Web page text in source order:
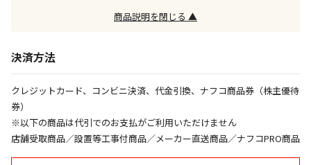
商品説明を閉じる ▲
決済方法
クレジットカード、コンビニ決済、代金引換、ナフコ商品券（株主優待
券）
※以下の商品は代引でのお支払がご利用いただけません
店舗受取商品／設置等工事付商品／メーカー直送商品／ナフコPRO商品